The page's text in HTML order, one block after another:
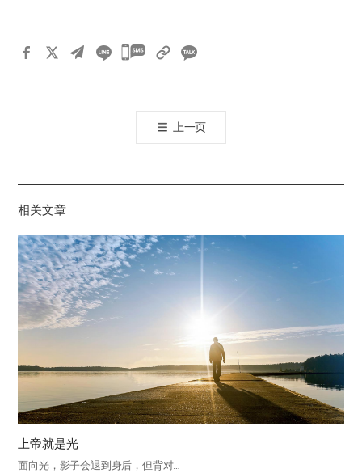
카
톡
공
기
上一页
相关文章
上帝就是光
面向光，影子会退到身后，但背对…